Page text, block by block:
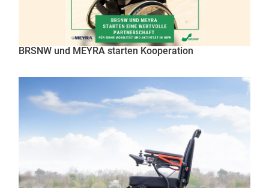
BRSNW und MEYRA starten Kooperation